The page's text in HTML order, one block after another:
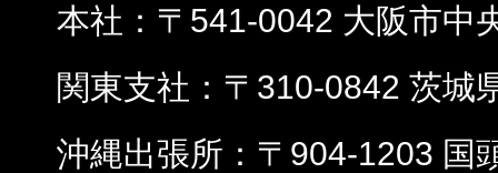
本社
〒541-0042 大阪市中
関東支社
〒310-0842 茨城
沖縄出張所
〒904-1203 国